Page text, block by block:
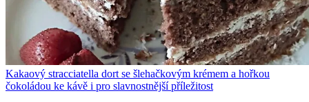
Kakaový stracciatella dort se šlehačkovým krémem a hořkou
čokoládou ke kávě i pro slavnostnější příležitost